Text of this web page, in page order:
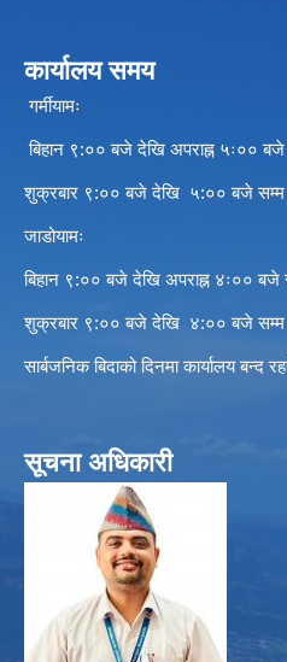
कार्यालय समय
गर्मीयामः
बिहान ९:०० बजे देखि अपराह्न ५ः००
शुक्रबार ९:०० बजे देखि ५:०० बजे सम्म
जाडोयामः
बिहान ९:०० बजे देखि अपराह्न ४ः०० बजे
शुक्रबार ९:०० बजे देखि ४:०० बजे सम्म
सार्बजनिक बिदाको दिनमा कार्यालय बन्द
सूचना अधिकारी